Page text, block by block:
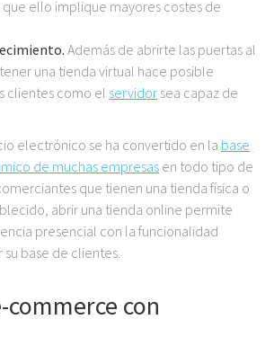
que ello implique mayores costes de
Además de abrirte las puertas al
una tienda virtual hace posible
clientes como el servidor sea capaz de
electrónico se ha convertido en la base
de muchas empresas en todo tipo de
que tienen una tienda física o
abrir una tienda online permite
presencial con la funcionalidad
base de clientes.
con